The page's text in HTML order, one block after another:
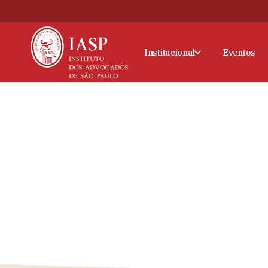
Institucional Eventos